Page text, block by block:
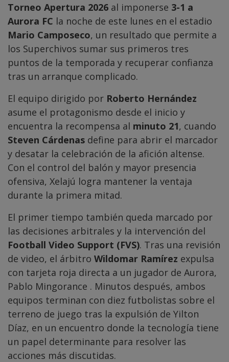
Torneo Apertura 2026 al imponerse 3-1 a
Aurora FC la noche de este lunes en el estadio
Mario Camposeco, un resultado que permite a
los Superchivos sumar sus primeros tres
puntos de la temporada y recuperar confianza
tras un arranque complicado.
El equipo dirigido por Roberto Hernández
asume el protagonismo desde el inicio y
encuentra la recompensa al minuto 21, cuando
Steven Cárdenas define para abrir el marcador
y desatar la celebración de la afición altense.
Con el control del balón y mayor presencia
ofensiva, Xelajú logra mantener la ventaja
durante la primera mitad.
El primer tiempo también queda marcado por
las decisiones arbitrales y la intervención del
Football Video Support (FVS). Tras una revisión
de video, el árbitro Wildomar Ramírez expulsa
con tarjeta roja directa a un jugador de Aurora,
Pablo Mingorance . Minutos después, ambos
equipos terminan con diez futbolistas sobre el
terreno de juego tras la expulsión de Yilton
Díaz, en un encuentro donde la tecnología tiene
un papel determinante para resolver las
acciones más discutidas.